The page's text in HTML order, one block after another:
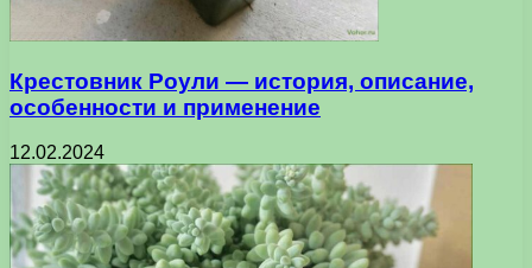
Крестовник Роули — история, описание,
особенности и применение
12.02.2024